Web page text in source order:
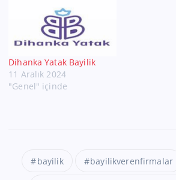
Dihanka Yatak Bayilik
11 Aralık 2024
"Genel" içinde
bayilik bayilikverenfirmalar